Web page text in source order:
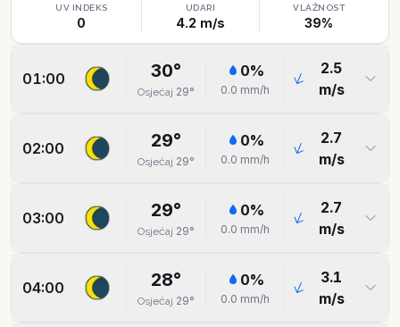
UV INDEKS
0
UDARI
4.2 m/s
VLAŽNOST
39%
01:00 30°
Osjećaj 29°
0%
0.0 mm/h
2.5
m/s
02:00 29°
Osjećaj 29°
0%
0.0 mm/h
2.7
m/s
03:00 29°
Osjećaj 29°
0%
0.0 mm/h
2.7
m/s
04:00 28°
Osjećaj 29°
0%
0.0 mm/h
3.1
m/s